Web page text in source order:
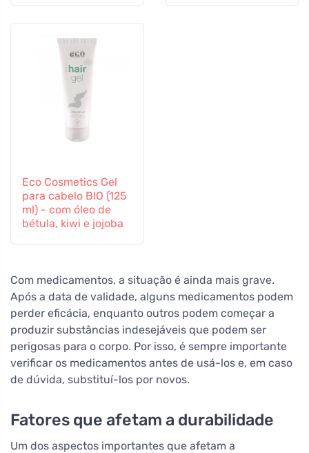
Eco Cosmetics Gel
para cabelo BIO (125
ml) - com óleo de
bétula, kiwi e jojoba
Com medicamentos, a situação é ainda mais grave.
Após a data de validade, alguns medicamentos podem
perder eficácia, enquanto outros podem começar a
produzir substâncias indesejáveis que podem ser
perigosas para o corpo. Por isso, é sempre importante
verificar os medicamentos antes de usá-los e, em caso
de dúvida, substituí-los por novos.
Fatores que afetam a durabilidade
Um dos aspectos importantes que afetam a